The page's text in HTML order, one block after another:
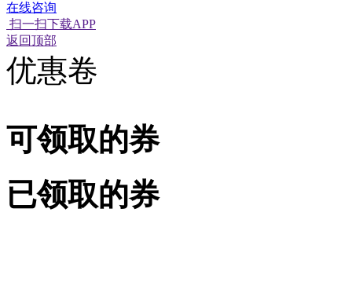
在线咨询
扫一扫下载APP
返回顶部
优惠卷
可领取的券
已领取的券